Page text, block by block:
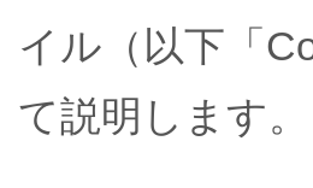
イル（以下「
て説明します。